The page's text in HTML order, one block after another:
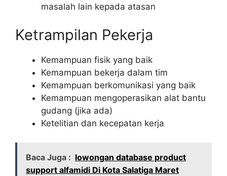
masalah lain kepada atasan
Ketrampilan Pekerja
Kemampuan fisik yang baik
Kemampuan bekerja dalam tim
Kemampuan berkomunikasi yang baik
Kemampuan mengoperasikan alat bantu
gudang (jika ada)
Ketelitian dan kecepatan kerja
Baca Juga : lowongan database product
support alfamidi Di Kota Salatiga Maret